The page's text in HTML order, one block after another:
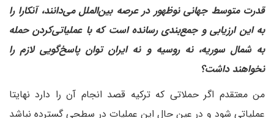
قدرت متوسط جهانی نوظهور در عرصه بین‌الملل می‌دانند، آنکارا را
به این ارزیابی و جمع‌بندی رسانده است که با عملیاتی‌کردن حمله
به شمال سوریه، نه روسیه و نه ایران توان پاسخ‌گویی لازم را
نخواهند داشت؟
من معتقدم اگر حملاتی که ترکیه قصد انجام آن را دارد نهایتا
عملیاتی شود و در عین حال این عملیات در سطحی گسترده نباشد